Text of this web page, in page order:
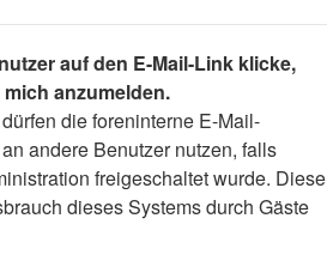
auf den E-Mail-Link klicke,
anzumelden.
die foreninterne E-Mail-
andere Benutzer nutzen, falls
freigeschaltet wurde. Diese
dieses Systems durch Gäste